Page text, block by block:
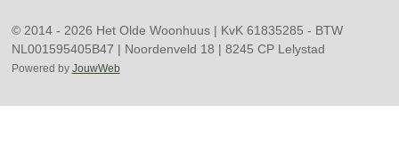
© 2014 - 2026 Het Olde Woonhuus | KvK 61835285 - BTW
NL001595405B47 | Noordenveld 18 | 8245 CP Lelystad
Powered by JouwWeb